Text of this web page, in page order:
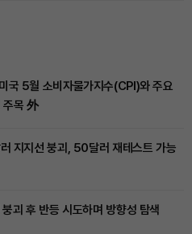
국 5월 소비자물가지수(CPI)와 주요
주목 外
지지선 붕괴, 50달러 재테스트 가능
괴 후 반등 시도하며 방향성 탐색